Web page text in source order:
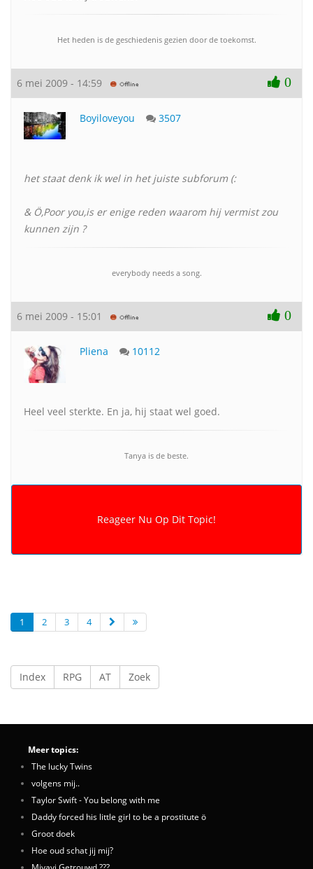
Het heden is de geschiedenis gezien door de toekomst.
6 mei 2009 - 14:59 0
Boyiloveyou 3507
het staat denk ik wel in het juiste subforum (:
& Ö,Poor you,is er enige reden waarom hij vermist zou
kunnen zijn ?
everybody needs a song.
6 mei 2009 - 15:01 0
Pliena 10112
Heel veel sterkte. En ja, hij staat wel goed.
Tanya is de beste.
1 2 3 4
Index RPG AT Zoek
Meer topics:
The lucky Twins
volgens mij..
Taylor Swift - You belong with me
Daddy forced his little girl to be a prostitute ö
Groot doek
Hoe oud schat jij mij?
Miyavi Getrouwd ???